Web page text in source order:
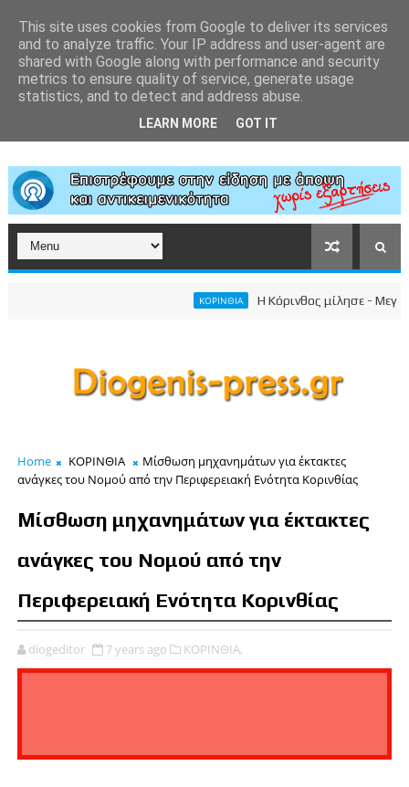
ΚΟΡΙΝΘΙΑ Η Κόρινθος μίλησε -
Home ΚΟΡΙΝΘΙΑ
Mίσθωση μηχανημάτων για έκτακτες
ανάγκες του Νομού από την Περιφερειακή Ενότητα Κορινθίας
Mίσθωση μηχανημάτων για έκτακτες
ανάγκες του Νομού από την
Περιφερειακή Ενότητα Κορινθίας
diogeditor 7 years ago ΚΟΡΙΝΘΙΑ,
This site uses cookies from Google to deliver its services
and to analyze traffic. Your IP address and user-agent are
shared with Google along with performance and security
metrics to ensure quality of service, generate usage
statistics, and to detect and address abuse.
LEARN MORE GOT IT